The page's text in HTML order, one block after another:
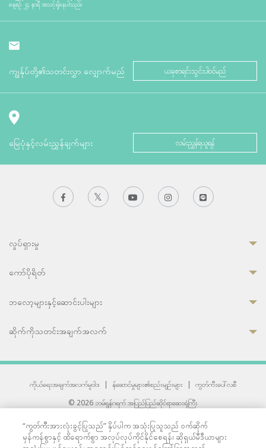
နေ့စဉ် ၂၄ နာရီ အသင့်ရှိနေပါသည်။
ကျွန်ုပ်တို့၏သတင်းလွှာ လျှောက်မည် ယခုစာရင်းသွင်းပါဝင်မည်
မြေပုံနှင့်လမ်းညွှန်ချက်များ လမ်းညွှန်ရယူရန်
လှုပ်ရှားမှု
ကော်ပိုရိတ်
ဘလော့များနှင့်ဆောင်းပါးများ
ဆိုက်ကိုသတင်းအချက်အလက်
ကိုယ်ရေးအချက်အလက်မူဝါဒ | န်ဆောင်မှုများ၏စည်းမျဉ်းများ |
ကွတ်ကီးပေါ်လစီ
© 2026 ဘမ်ရွန်ဂရက် အပြည်ပြည်ဆိုင်ရာဆေးရုံကြီး
33 Sukhumvit 3, Wattana, Bangkok 10110 Thailand.
All rights reserved.
“ကွတ်ကီးအားလုံးခွင့်ပြုသည်” နှိပ်ပါက အသုံးပြုသူသည် ဝက်ဆိုက်
မှန်ကန်စွာနှင့် ထိရောက်စွာ အလုပ်လုပ်ကိုင်နိုင်စေရန်၊ ဆိုရှယ်မီဒီယာများ